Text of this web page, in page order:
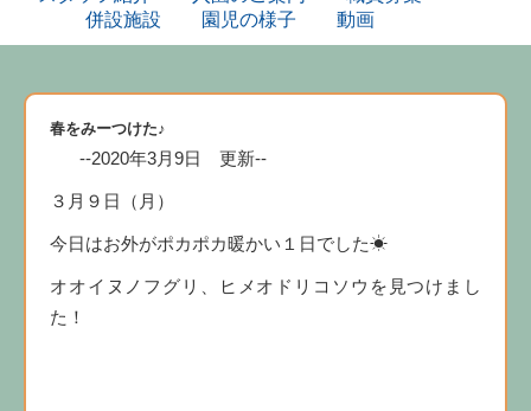
併設施設
園児の様子 動画
春をみーつけた♪
--2020年3月9日 更新--
３月９日（月）
今日はお外がポカポカ暖かい１日でした☀
オオイヌノフグリ、ヒメオドリコソウを見つけまし
た！